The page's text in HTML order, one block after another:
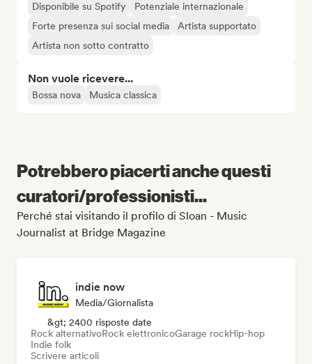
Disponibile su Spotify
Potenziale internazionale
Forte presenza sui social media
Artista supportato
Artista non sotto contratto
Non vuole ricevere...
Bossa nova Musica classica
Potrebbero piacerti anche questi
curatori/professionisti...
Perché stai visitando il profilo di Sloan - Music
Journalist at Bridge Magazine
indie now
Media/Giornalista
&gt; 2400 risposte date
Rock alternativoRock elettronicoGarage rockHip-hop
Indie folk
Scrivere articoli